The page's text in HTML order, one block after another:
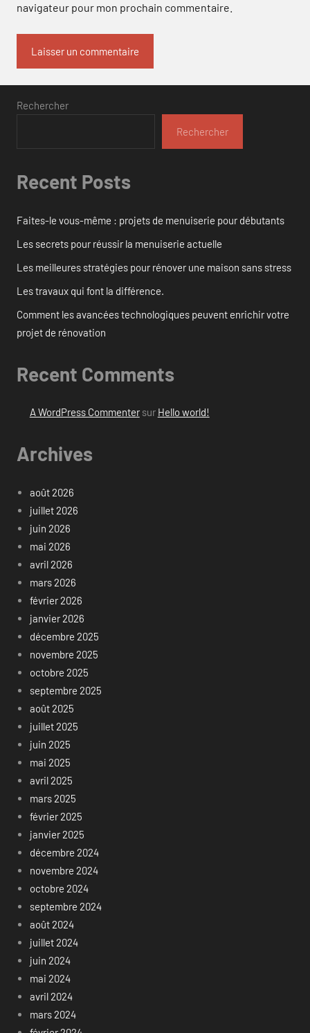
navigateur pour mon prochain commentaire.
Rechercher
Rechercher
Recent Posts
Faites-le vous-même : projets de menuiserie pour débutants
Les secrets pour réussir la menuiserie actuelle
Les meilleures stratégies pour rénover une maison sans stress
Les travaux qui font la différence.
Comment les avancées technologiques peuvent enrichir votre
projet de rénovation
Recent Comments
A WordPress Commentersur Hello world!
Archives
août 2026
juillet 2026
juin 2026
mai 2026
avril 2026
mars 2026
février 2026
janvier 2026
décembre 2025
novembre 2025
octobre 2025
septembre 2025
août 2025
juillet 2025
juin 2025
mai 2025
avril 2025
mars 2025
février 2025
janvier 2025
décembre 2024
novembre 2024
octobre 2024
septembre 2024
août 2024
juillet 2024
juin 2024
mai 2024
avril 2024
mars 2024